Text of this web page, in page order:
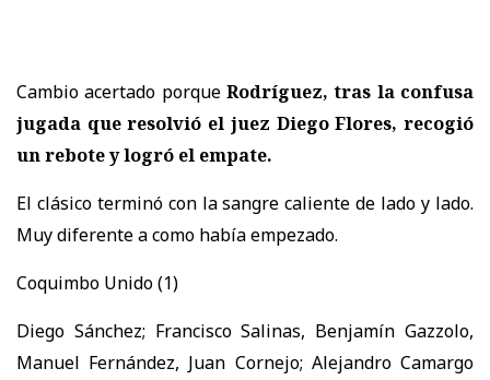
Cambio acertado porque Rodríguez, tras la confusa
jugada que resolvió el juez Diego Flores, recogió
un rebote y logró el empate.
El clásico terminó con la sangre caliente de lado y lado.
Muy diferente a como había empezado.
Coquimbo Unido (1)
Diego Sánchez; Francisco Salinas, Benjamín Gazzolo,
Manuel Fernández, Juan Cornejo; Alejandro Camargo